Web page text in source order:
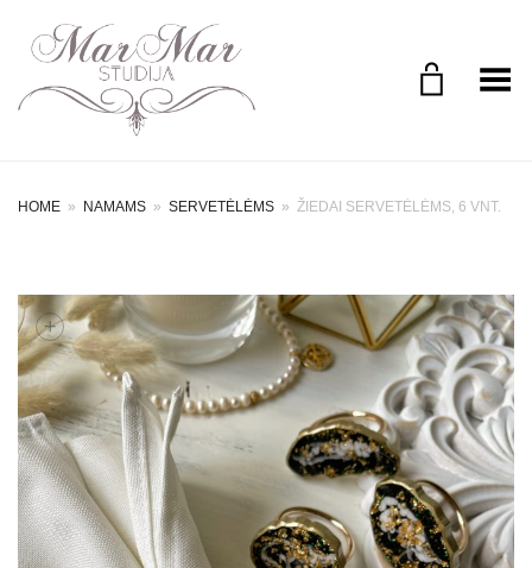
Perjungimo meniu
HOME » NAMAMS » SERVETĖLĖMS » ŽIEDAI SERVETĖLĖMS, 6 VNT.
+